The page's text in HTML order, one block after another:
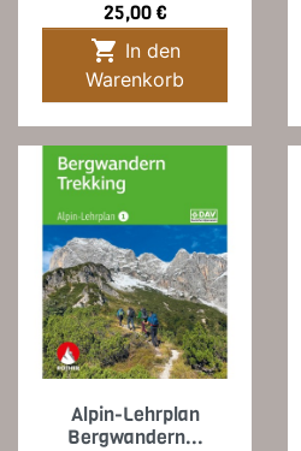
Preis
25,00 €

Warenkorb
Alpin-Lehrplan
Bergwandern...